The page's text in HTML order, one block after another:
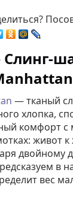
Слинг-
— тканый
хлопка,
комфорт
живот к
двойному
в
вес